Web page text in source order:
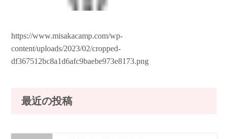
https://www.misakacamp.com/wp-
content/uploads/2023/02/cropped-
df367512bc8a1d6afc9baebe973e8173.png
最近の投稿